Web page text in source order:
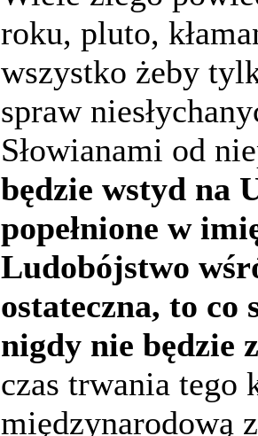
roku, pluto,
wszystko żeby
spraw
Słowianami od
będzie wstyd na
popełnione w
Ludobójstwo
ostateczna, to co
nigdy nie będzie
czas trwania tego
międzynarodową